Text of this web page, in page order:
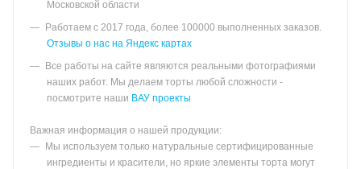
Московской области
Работаем с 2017 года, более 100000 выполненных заказов.
Отзывы о нас на Яндекс картах
Все работы на сайте являются реальными фотографиями
наших работ. Мы делаем торты любой сложности -
посмотрите наши ВАУ проекты
Важная информация о нашей продукции:
Мы используем только натуральные сертифицированные
ингредиенты и красители, но яркие элементы торта могут